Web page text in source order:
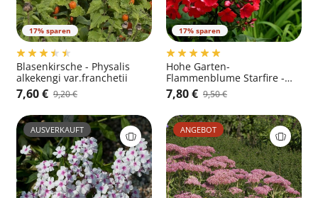
17% sparen
Blasenkirsche - Physalis
alkekengi var.franchetii
7,60 € 9,20 €
17% sparen
Hohe Garten-
Flammenblume Starfire -
Phlox paniculata 'Starfire'
7,80 € 9,50 €
AUSVERKAUFT ANGEBOT